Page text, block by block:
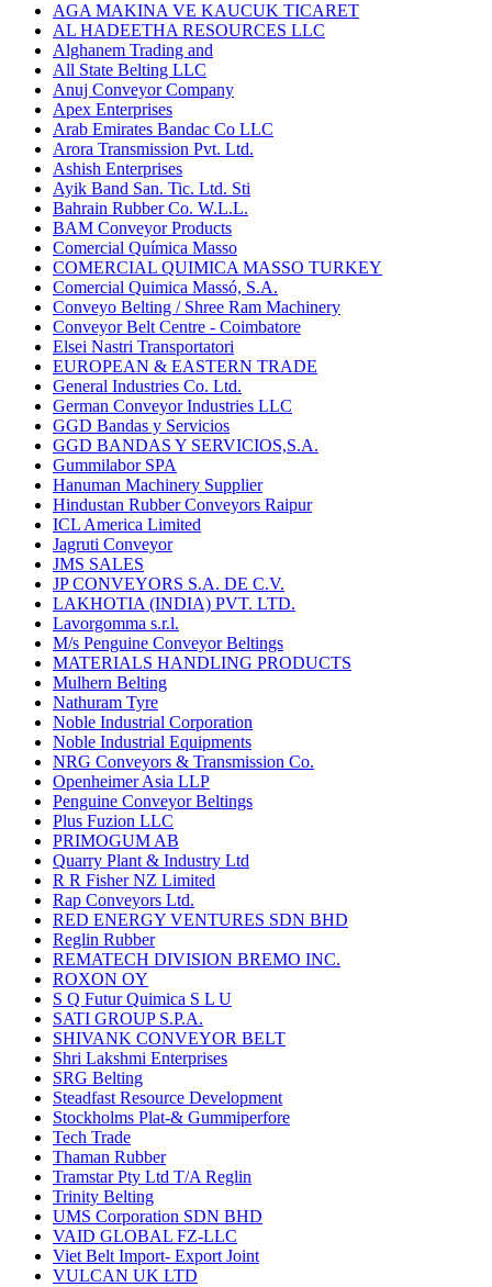
AGA MAKINA VE KAUCUK TICARET
AL HADEETHA RESOURCES LLC
Alghanem Trading and
All State Belting LLC
Anuj Conveyor Company
Apex Enterprises
Arab Emirates Bandac Co LLC
Arora Transmission Pvt. Ltd.
Ashish Enterprises
Ayik Band San. Tic. Ltd. Sti
Bahrain Rubber Co. W.L.L.
BAM Conveyor Products
Comercial Química Masso
COMERCIAL QUIMICA MASSO TURKEY
Comercial Quimica Massó, S.A.
Conveyo Belting / Shree Ram Machinery
Conveyor Belt Centre - Coimbatore
Elsei Nastri Transportatori
EUROPEAN & EASTERN TRADE
General Industries Co. Ltd.
German Conveyor Industries LLC
GGD Bandas y Servicios
GGD BANDAS Y SERVICIOS,S.A.
Gummilabor SPA
Hanuman Machinery Supplier
Hindustan Rubber Conveyors Raipur
ICL America Limited
Jagruti Conveyor
JMS SALES
JP CONVEYORS S.A. DE C.V.
LAKHOTIA (INDIA) PVT. LTD.
Lavorgomma s.r.l.
M/s Penguine Conveyor Beltings
MATERIALS HANDLING PRODUCTS
Mulhern Belting
Nathuram Tyre
Noble Industrial Corporation
Noble Industrial Equipments
NRG Conveyors & Transmission Co.
Openheimer Asia LLP
Penguine Conveyor Beltings
Plus Fuzion LLC
PRIMOGUM AB
Quarry Plant & Industry Ltd
R R Fisher NZ Limited
Rap Conveyors Ltd.
RED ENERGY VENTURES SDN BHD
Reglin Rubber
REMATECH DIVISION BREMO INC.
ROXON OY
S Q Futur Quimica S L U
SATI GROUP S.P.A.
SHIVANK CONVEYOR BELT
Shri Lakshmi Enterprises
SRG Belting
Steadfast Resource Development
Stockholms Plat-& Gummiperfore
Tech Trade
Thaman Rubber
Tramstar Pty Ltd T/A Reglin
Trinity Belting
UMS Corporation SDN BHD
VAID GLOBAL FZ-LLC
Viet Belt Import- Export Joint
VULCAN UK LTD